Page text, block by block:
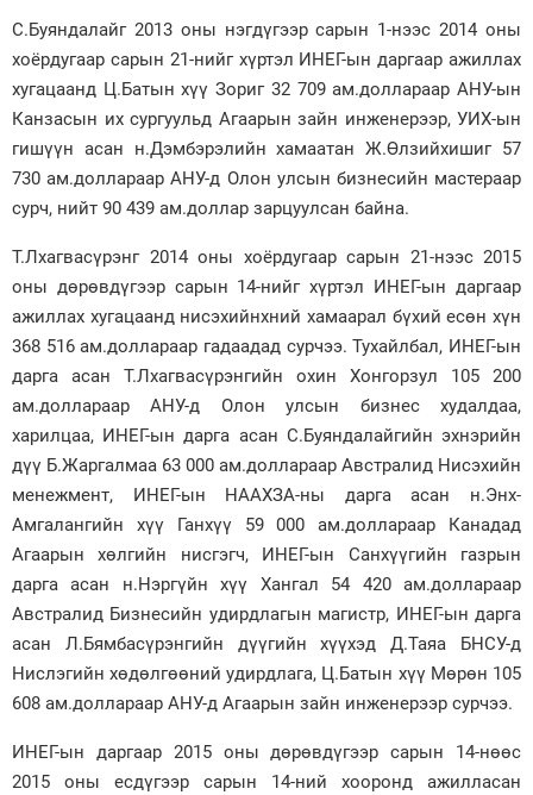
С.Буяндалайг 2013 оны нэгдүгээр сарын 1-нээс 2014 оны
хоёрдугаар сарын 21-нийг хүртэл ИНЕГ-ын даргаар ажиллах
хугацаанд Ц.Батын хүү Зориг 32 709 ам.доллараар АНУ-ын
Канзасын их сургуульд Агаарын зайн инженерээр, УИХ-ын
гишүүн асан н.Дэмбэрэлийн хамаатан Ж.Өлзийхишиг 57
730 ам.доллараар АНУ-д Олон улсын бизнесийн мастераар
сурч, нийт 90 439 ам.доллар зарцуулсан байна.
Т.Лхагвасүрэнг 2014 оны хоёрдугаар сарын 21-нээс 2015
оны дөрөвдүгээр сарын 14-нийг хүртэл ИНЕГ-ын даргаар
ажиллах хугацаанд нисэхийнхний хамаарал бүхий есөн хүн
368 516 ам.доллараар гадаадад сурчээ. Тухайлбал, ИНЕГ-ын
дарга асан Т.Лхагвасүрэнгийн охин Хонгорзул 105 200
ам.доллараар АНУ-д Олон улсын бизнес худалдаа,
харилцаа, ИНЕГ-ын дарга асан С.Буяндалайгийн эхнэрийн
дүү Б.Жаргалмаа 63 000 ам.доллараар Австралид Нисэхийн
менежмент, ИНЕГ-ын НААХЗА-ны дарга асан н.Энх-
Амгалангийн хүү Ганхүү 59 000 ам.доллараар Канадад
Агаарын хөлгийн нисгэгч, ИНЕГ-ын Санхүүгийн газрын
дарга асан н.Нэргүйн хүү Хангал 54 420 ам.доллараар
Австралид Бизнесийн удирдлагын магистр, ИНЕГ-ын дарга
асан Л.Бямбасүрэнгийн дүүгийн хүүхэд Д.Таяа БНСУ-д
Нислэгийн хөдөлгөөний удирдлага, Ц.Батын хүү Мөрөн 105
608 ам.доллараар АНУ-д Агаарын зайн инженерээр сурчээ.
ИНЕГ-ын даргаар 2015 оны дөрөвдүгээр сарын 14-нөөс
2015 оны есдүгээр сарын 14-ний хооронд ажилласан